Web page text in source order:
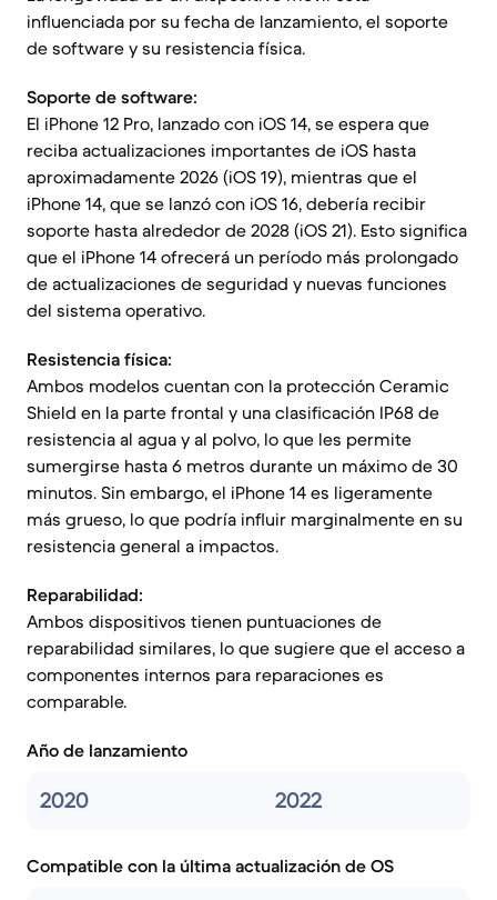
influenciada por su fecha de lanzamiento, el soporte
de software y su resistencia física.
Soporte de software:
El iPhone 12 Pro, lanzado con iOS 14, se espera que
reciba actualizaciones importantes de iOS hasta
aproximadamente 2026 (iOS 19), mientras que el
iPhone 14, que se lanzó con iOS 16, debería recibir
soporte hasta alrededor de 2028 (iOS 21). Esto significa
que el iPhone 14 ofrecerá un período más prolongado
de actualizaciones de seguridad y nuevas funciones
del sistema operativo.
Resistencia física:
Ambos modelos cuentan con la protección Ceramic
Shield en la parte frontal y una clasificación IP68 de
resistencia al agua y al polvo, lo que les permite
sumergirse hasta 6 metros durante un máximo de 30
minutos. Sin embargo, el iPhone 14 es ligeramente
más grueso, lo que podría influir marginalmente en su
resistencia general a impactos.
Reparabilidad:
Ambos dispositivos tienen puntuaciones de
reparabilidad similares, lo que sugiere que el acceso a
componentes internos para reparaciones es
comparable.
Año de lanzamiento
2020 2022
Compatible con la última actualización de OS